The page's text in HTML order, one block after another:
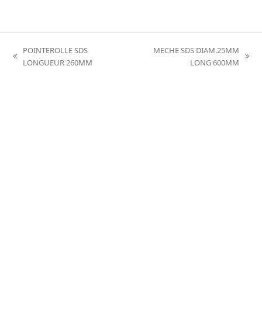
previous
POINTEROLLE SDS
LONGUEUR 260MM
MECHE SDS DIAM.25MM
LONG 600MM